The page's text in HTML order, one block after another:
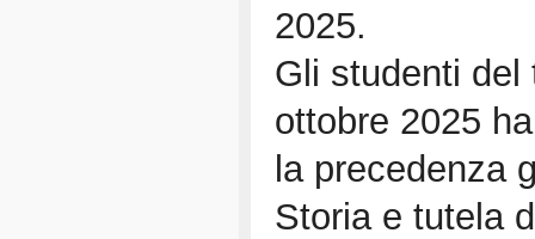
2025.
Gli studenti del
ottobre 2025
la precedenza
Storia e tutela